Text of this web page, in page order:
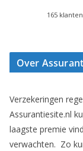
165
Over
Verzekeringen
Assurantiesite.nl
laagste premie
verwachten. Zo